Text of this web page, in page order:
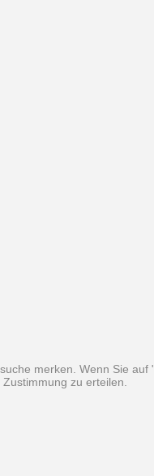
merken. Wenn Sie auf
zu erteilen.